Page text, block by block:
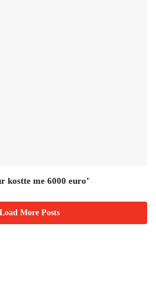
kostte me 6000 euro’
Load More Posts